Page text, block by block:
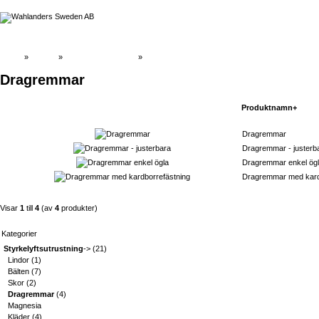
» » »
Dragremmar
Produktnamn+
Dragremmar
Dragremmar -
Dragremmar enkel
Dragremmar med
Visar 1 till 4 (av 4 produkter)
Kategorier
Styrkelyftsutrustning-> (21)
Lindor (1)
Bälten (7)
Skor (2)
Dragremmar(4)
Magnesia
Kläder (4)